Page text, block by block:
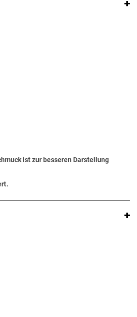
ist zur besseren Darstellung